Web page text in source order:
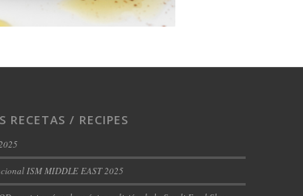
RECETAS / RECIPES
ISM MIDDLE EAST 2025